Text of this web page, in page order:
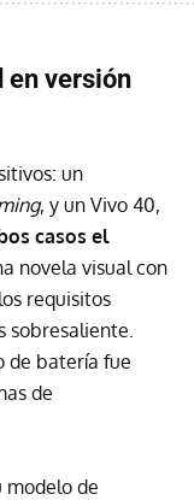
en versión
un
, y un Vivo 40,
casos el
novela visual con
requisitos
sobresaliente.
de batería fue
de
modelo de